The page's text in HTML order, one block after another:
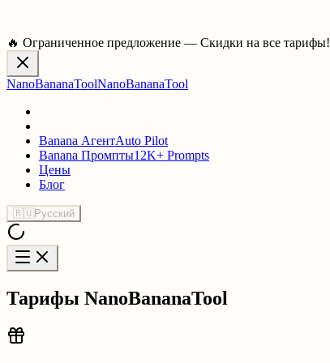
🔥 Ограниченное предложение — Скидки на все тарифы!
NanoBananaToolNanoBananaTool
Banana АгентAuto Pilot
Banana Промпты12K+ Prompts
Цены
Блог
🇷🇺Русский
Тарифы NanoBananaTool